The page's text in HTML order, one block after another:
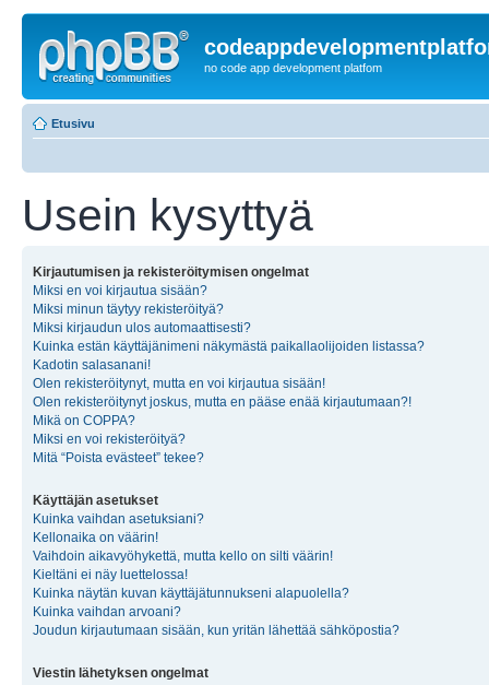
no code app development platfom
Etusivu
Usein kysyttyä
Kirjautumisen ja rekisteröitymisen ongelmat
Miksi en voi kirjautua sisään?
Miksi minun täytyy rekisteröityä?
Miksi kirjaudun ulos automaattisesti?
Kuinka estän käyttäjänimeni näkymästä paikallaolijoiden listassa?
Kadotin salasanani!
Olen rekisteröitynyt, mutta en voi kirjautua sisään!
Olen rekisteröitynyt joskus, mutta en pääse enää kirjautumaan?!
Mikä on COPPA?
Miksi en voi rekisteröityä?
Mitä “Poista evästeet” tekee?
Käyttäjän asetukset
Kuinka vaihdan asetuksiani?
Kellonaika on väärin!
Vaihdoin aikavyöhykettä, mutta kello on silti väärin!
Kieltäni ei näy luettelossa!
Kuinka näytän kuvan käyttäjätunnukseni alapuolella?
Kuinka vaihdan arvoani?
Joudun kirjautumaan sisään, kun yritän lähettää sähköpostia?
Viestin lähetyksen ongelmat